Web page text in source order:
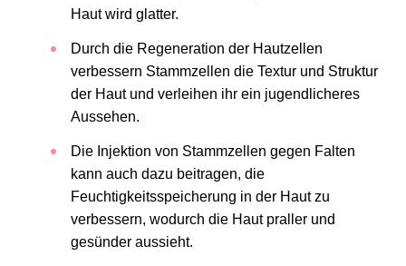
Haut wird glatter.
Durch die Regeneration der Hautzellen
verbessern Stammzellen die Textur und Struktur
der Haut und verleihen ihr ein jugendlicheres
Aussehen.
Die Injektion von Stammzellen gegen Falten
kann auch dazu beitragen, die
Feuchtigkeitsspeicherung in der Haut zu
verbessern, wodurch die Haut praller und
gesünder aussieht.